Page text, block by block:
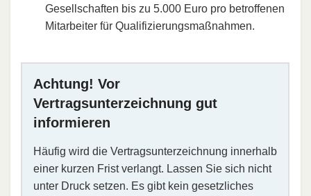
Gesellschaften bis zu 5.000 Euro pro betroffenen
Mitarbeiter für Qualifizierungsmaßnahmen.
Achtung! Vor
Vertragsunterzeichnung gut
informieren
Häufig wird die Vertragsunterzeichnung innerhalb
einer kurzen Frist verlangt. Lassen Sie sich nicht
unter Druck setzen. Es gibt kein gesetzliches